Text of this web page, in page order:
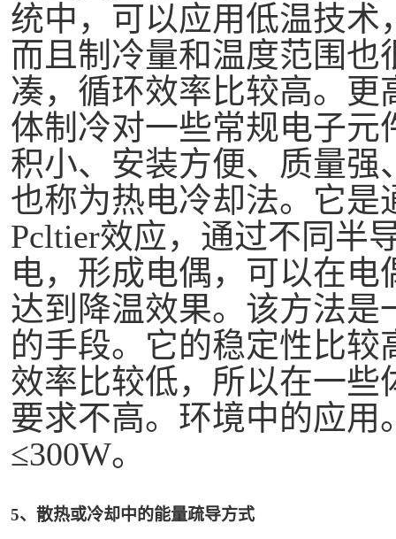
统中，可以应用低温技
而且制冷量和温度范围
凑，循环效率比较高。更
体制冷对一些常规电子
积小、安装方便、质量
也称为热电冷却法。它是
Pcltier效应，通过不同半
电，形成电偶，可以在
达到降温效果。该方法
的手段。它的稳定性比
效率比较低，所以在一
要求不高。环境中的应
≤300W。
5、散热或冷却中的能量疏导方式